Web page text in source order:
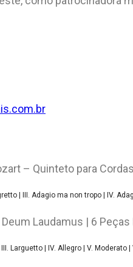
– Quinteto para
| III. Adagio ma non tropo | IV.
Laudamus | 6 Peças
Larguetto | IV. Allegro | V. Moderato |